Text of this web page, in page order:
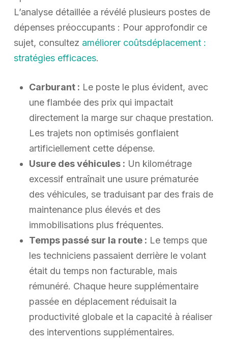
L’analyse détaillée a révélé plusieurs postes de
dépenses préoccupants : Pour approfondir ce
sujet, consultez améliorer coûtsdéplacement :
stratégies efficaces.
Carburant : Le poste le plus évident, avec
une flambée des prix qui impactait
directement la marge sur chaque prestation.
Les trajets non optimisés gonflaient
artificiellement cette dépense.
Usure des véhicules : Un kilométrage
excessif entraînait une usure prématurée
des véhicules, se traduisant par des frais de
maintenance plus élevés et des
immobilisations plus fréquentes.
Temps passé sur la route : Le temps que
les techniciens passaient derrière le volant
était du temps non facturable, mais
rémunéré. Chaque heure supplémentaire
passée en déplacement réduisait la
productivité globale et la capacité à réaliser
des interventions supplémentaires.